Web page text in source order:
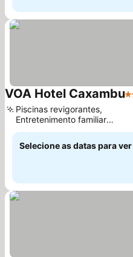
VOA Hotel Caxambu4
Piscinas revigorantes,
Entretenimento familiar
envolvente
Selecione as datas para